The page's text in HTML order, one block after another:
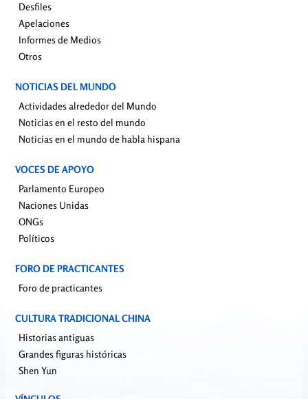
Desfiles
Apelaciones
Informes de Medios
Otros
NOTICIAS DEL MUNDO
Actividades alrededor del Mundo
Noticias en el resto del mundo
Noticias en el mundo de habla hispana
VOCES DE APOYO
Parlamento Europeo
Naciones Unidas
ONGs
Políticos
FORO DE PRACTICANTES
Foro de practicantes
CULTURA TRADICIONAL CHINA
Historias antiguas
Grandes figuras históricas
Shen Yun